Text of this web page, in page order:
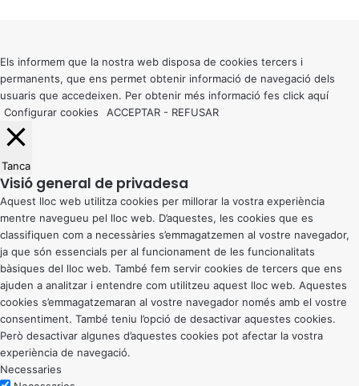
button
Els informem que la nostra web disposa de cookies tercers i
permanents, que ens permet obtenir informació de navegació dels
usuaris que accedeixen. Per obtenir més informació fes click aquí
Configurar cookies
ACCEPTAR - REFUSAR
Tanca
Visió general de privadesa
Aquest lloc web utilitza cookies per millorar la vostra experiència
mentre navegueu pel lloc web. D’aquestes, les cookies que es
classifiquen com a necessàries s’emmagatzemen al vostre navegador,
ja que són essencials per al funcionament de les funcionalitats
bàsiques del lloc web. També fem servir cookies de tercers que ens
ajuden a analitzar i entendre com utilitzeu aquest lloc web. Aquestes
cookies s’emmagatzemaran al vostre navegador només amb el vostre
consentiment. També teniu l’opció de desactivar aquestes cookies.
Però desactivar algunes d’aquestes cookies pot afectar la vostra
experiència de navegació.
Necessaries